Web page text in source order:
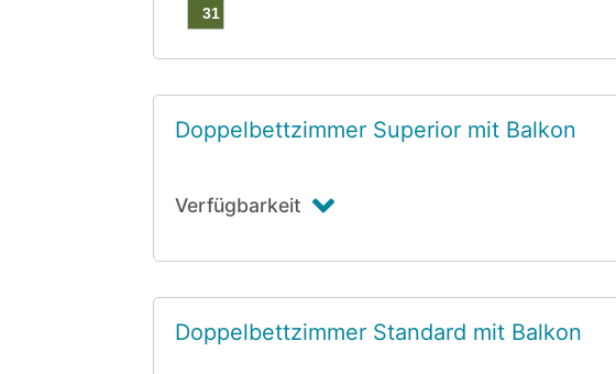
31
Doppelbettzimmer Superior mit Balkon
Verfügbarkeit
Doppelbettzimmer Standard mit Balkon